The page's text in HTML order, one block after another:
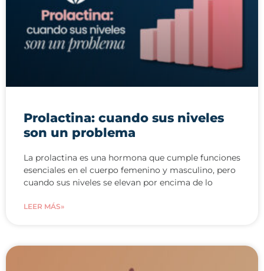
Prolactina: cuando sus niveles
son un problema
La prolactina es una hormona que cumple funciones
esenciales en el cuerpo femenino y masculino, pero
cuando sus niveles se elevan por encima de lo
LEER MÁS»